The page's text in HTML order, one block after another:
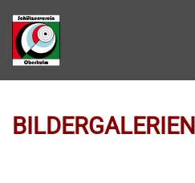
Zum Hauptinhalt springen
BILDERGALERIEN